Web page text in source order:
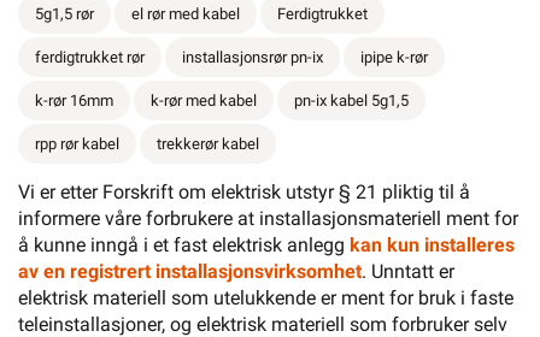
5g1,5 rør el rør med kabel Ferdigtrukket
ferdigtrukket rør installasjonsrør pn-ix ipipe k-rør
k-rør 16mm k-rør med kabel pn-ix kabel 5g1,5
rpp rør kabel trekkerør kabel
Vi er etter Forskrift om elektrisk utstyr § 21 pliktig til å
informere våre forbrukere at installasjonsmateriell ment for
å kunne inngå i et fast elektrisk anlegg kan kun installeres
av en registrert installasjonsvirksomhet. Unntatt er
elektrisk materiell som utelukkende er ment for bruk i faste
teleinstallasjoner, og elektrisk materiell som forbruker selv